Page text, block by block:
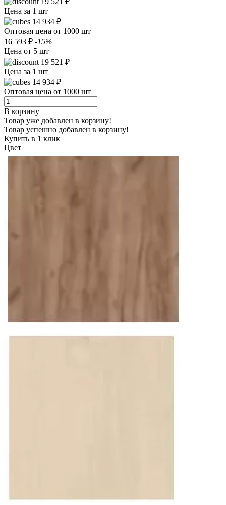
Цена за 1 шт
14 934 ₽
Оптовая цена от 1000 шт
16 593 ₽ -15%
Цена от 5 шт
19 521 ₽
Цена за 1 шт
14 934 ₽
Оптовая цена от 1000 шт
В корзину
Товар уже добавлен в корзину!
Товар успешно добавлен в корзину!
Купить в 1 клик
Цвет